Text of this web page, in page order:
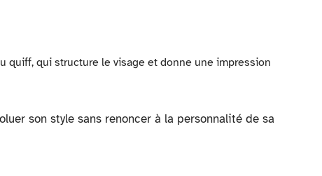
quiff, qui structure le visage et donne une impression
son style sans renoncer à la personnalité de sa